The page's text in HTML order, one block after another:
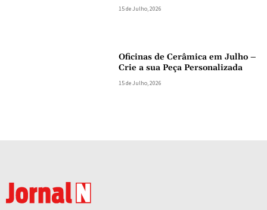
15 de Julho, 2026
Oficinas de Cerâmica em Julho –
Crie a sua Peça Personalizada
15 de Julho, 2026